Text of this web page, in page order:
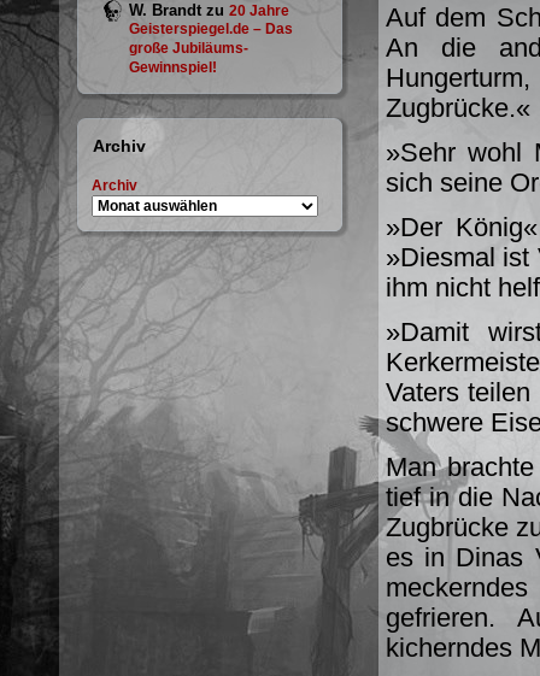
W. Brandt zu 20 Jahre
Geisterspiegel.de – Das
große Jubiläums-
Gewinnspiel!
Archiv
Archiv
Auf dem
An die
Zugbrücke.«
»Sehr wohl
sich seine
»Der
»Diesmal ist
ihm nicht
»Damit
Vaters
schwere
Man
tief in die
Zugbrücke
es in Dinas
gefrieren.
kicherndes